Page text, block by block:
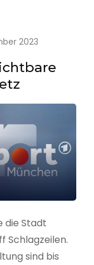
2023
die Stadt
Schlagzeilen.
sind bis